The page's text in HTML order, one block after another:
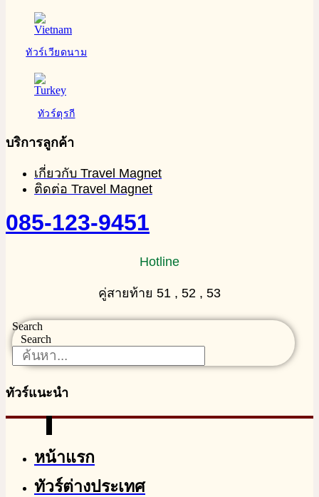
ทัวร์เวียดนาม
ทัวร์ตุรกี
บริการลูกค้า
เกี่ยวกับ Travel Magnet
ติดต่อ Travel Magnet
085-123-9451
Hotline
คู่สายท้าย 51 , 52 , 53
Search
Search
ทัวร์แนะนำ
หน้าแรก
ทัวร์ต่างประเทศ